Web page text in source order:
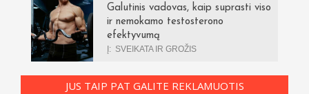
Galutinis vadovas, kaip suprasti viso
ir nemokamo testosterono
efektyvumą
Į: SVEIKATA IR GROŽIS
JUS TAIP PAT GALITE REKLAMUOTIS